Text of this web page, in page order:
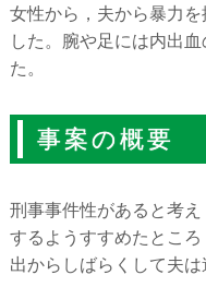
女性から，夫から暴力
した。腕や足には内出
た。
事案の概要
刑事事件性があると考
するようすすめたとこ
出からしばらくして夫は